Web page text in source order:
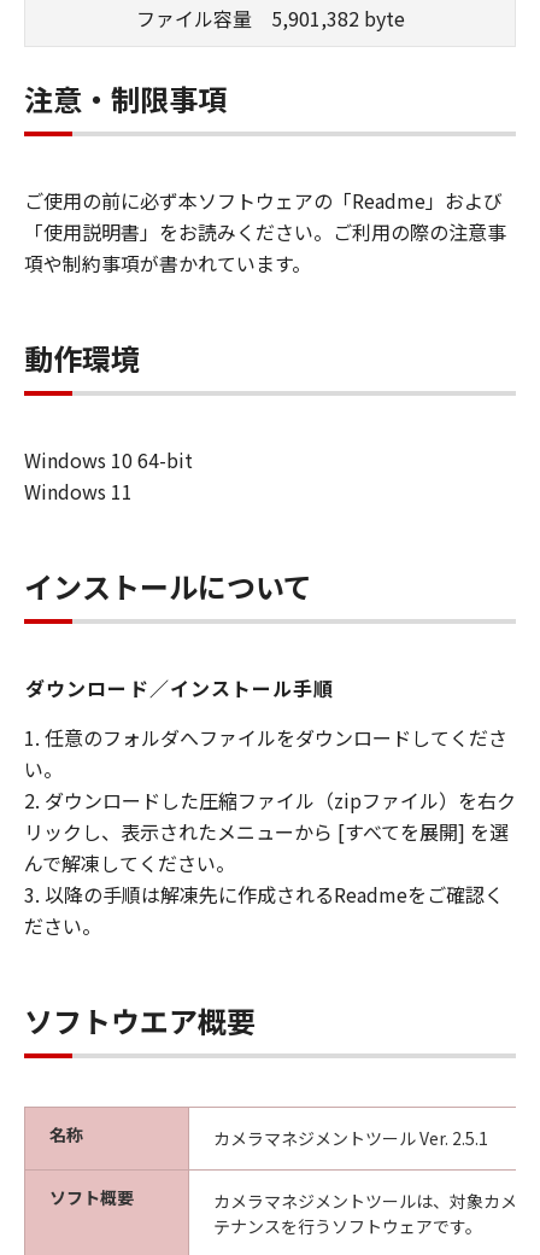
(3) お客様は、「許諾ソフトウェア」に含
まれるキヤノンまたはキヤノンのライセン
サーの著作権表示を変更、除去または削除
してはなりません。
(1) お客様は、「許諾ソフトウェア」を、
対応するキヤノンのネットワークカメラ製
品を使用する目的のために、お客様のコン
こと、または表示すること、アクセスする
こと、読み出すこと、もしくは実行するこ
とができます。
(2) お客様は、バックアップの目的での
み、「許諾ソフトウェア」を１コピー複製
かるバックアップコピーに「許諾ソフトウ
ェア」に含まれているすべての著作権表示
媒体上に、「許諾ソフトウェア」に表示さ
れているものと同一の著作権表示を行うも
(3) お客様は、「許諾ソフトウェア」の全
部または一部を修正、改変、リバース・エ
ンジニアリング、逆コンパイル、逆アセン
ブルまたは他のプログラミング言語へ変換
お客様は、「許諾ソフトウェア」を再使用
許諾、譲渡、販売、頒布、賃貸、リースも
翻訳することはできません。
保証の否認および免責
(1) 「許諾ソフトウェア」は、『現状のま
ま（AS-IS）』の状態で使用許諾されます。
ファイル容量 5,901,382 byte
注意・制限事項
ご使用の前に必ず本ソフトウェアの「Readme」および
「使用説明書」をお読みください。ご利用の際の注意事
項や制約事項が書かれています。
動作環境
Windows 10 64-bit
Windows 11
インストールについて
ダウンロード／インストール手順
1. 任意のフォルダへファイルをダウンロードしてくださ
い。
2. ダウンロードした圧縮ファイル（zipファイル）を右ク
リックし、表示されたメニューから [すべてを展開] を選
んで解凍してください。
3. 以降の手順は解凍先に作成されるReadmeをご確認く
ださい。
ソフトウエア概要
名称 カメラマネジメントツール Ver. 2.5.1
ソフト概要
カメラマネジメントツールは、対象カメ
テナンスを行うソフトウェアです。